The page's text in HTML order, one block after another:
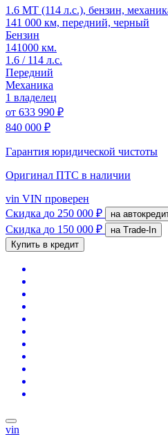
1.6 MT (114 л.с.), бензин,
141 000 км, передний, черный
Бензин
141000 км.
1.6 / 114 л.с.
Передний
Механика
1 владелец
от 633 990 ₽
840 000 ₽
Гарантия юридической чистоты
Оригинал ПТС в наличии
vin VIN проверен
Скидка до 250 000 ₽ на
Скидка до 150 000 ₽
на Trade-In
Купить в кредит
vin